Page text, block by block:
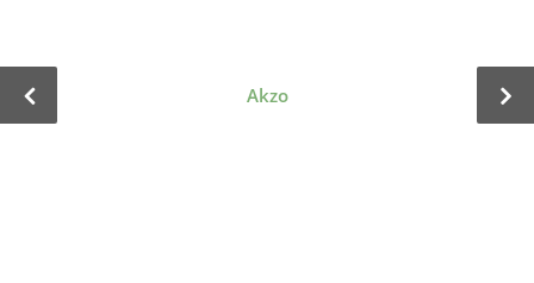
Akzo